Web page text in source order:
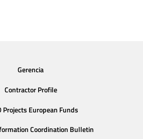
Gerencia
Contractor Profile
Projects European Funds
Coordination Bulletin